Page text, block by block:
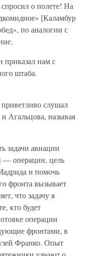
о полете! На
[Каламбур
по аналогии с
приказал нам с
штаба.
слушал
Агальцова, называя
задачи авиации
— операции, цель
и помочь
фронта вызывает
что задачу я
кто будет
операции
фронтами, в
Франко. Опыт